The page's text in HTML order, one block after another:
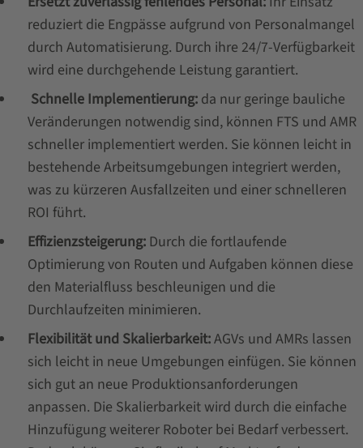
reduziert die Engpässe aufgrund von Personalmangel
durch Automatisierung. Durch ihre 24/7-Verfügbarkeit
wird eine durchgehende Leistung garantiert.
Schnelle Implementierung:da nur geringe bauliche
Veränderungen notwendig sind, können FTS und AMR
schneller implementiert werden. Sie können leicht in
bestehende Arbeitsumgebungen integriert werden,
was zu kürzeren Ausfallzeiten und einer schnelleren
ROI führt.
Effizienzsteigerung:Durch die fortlaufende
Optimierung von Routen und Aufgaben können diese
den Materialfluss beschleunigen und die
Durchlaufzeiten minimieren.
Flexibilität und Skalierbarkeit:AGVs und AMRs lassen
sich leicht in neue Umgebungen einfügen. Sie können
sich gut an neue Produktionsanforderungen
anpassen. Die Skalierbarkeit wird durch die einfache
Hinzufügung weiterer Roboter bei Bedarf verbessert.